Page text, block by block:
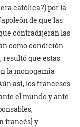
católica?) por la
de que las
contradijeran las
como condición
resultó que estas
la monogamia
así, los franceses
el mundo y ante
francés] y